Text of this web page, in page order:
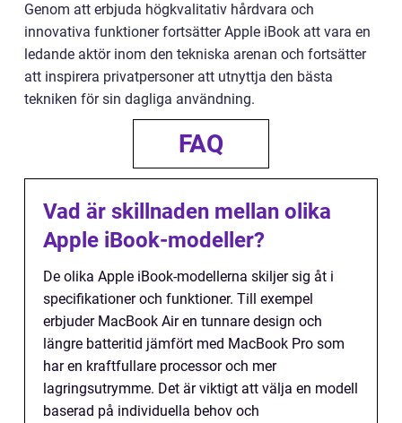
Genom att erbjuda högkvalitativ hårdvara och
innovativa funktioner fortsätter Apple iBook att vara en
ledande aktör inom den tekniska arenan och fortsätter
att inspirera privatpersoner att utnyttja den bästa
tekniken för sin dagliga användning.
FAQ
Vad är skillnaden mellan olika
Apple iBook-modeller?
De olika Apple iBook-modellerna skiljer sig åt i
specifikationer och funktioner. Till exempel
erbjuder MacBook Air en tunnare design och
längre batteritid jämfört med MacBook Pro som
har en kraftfullare processor och mer
lagringsutrymme. Det är viktigt att välja en modell
baserad på individuella behov och